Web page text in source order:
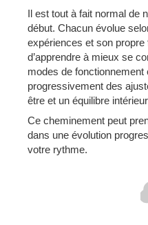
Il est tout à fait normal de
début. Chacun évolue
expériences et son propre
d’apprendre à mieux se
modes de fonctionnement
progressivement des
être et un équilibre
Ce cheminement peut
dans une évolution
votre rythme.